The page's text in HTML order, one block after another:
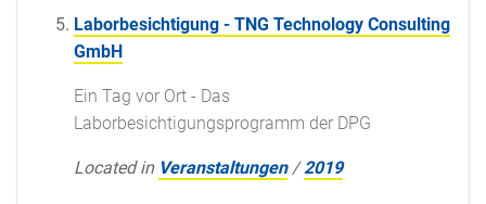
Laborbesichtigung - TNG Technology Consulting
GmbH
Ein Tag vor Ort - Das
Laborbesichtigungsprogramm der DPG
Located in Veranstaltungen /2019